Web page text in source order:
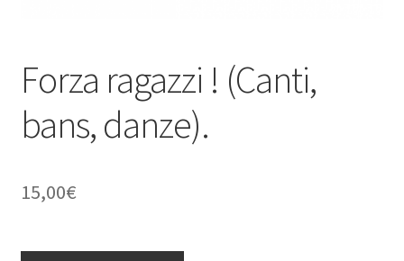
Forza ragazzi ! (Canti,
bans, danze).
15,00€